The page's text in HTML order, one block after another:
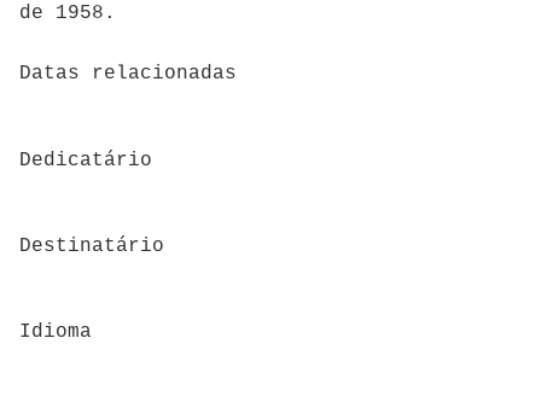
de 1958.
Datas relacionadas
Dedicatário
Destinatário
Idioma